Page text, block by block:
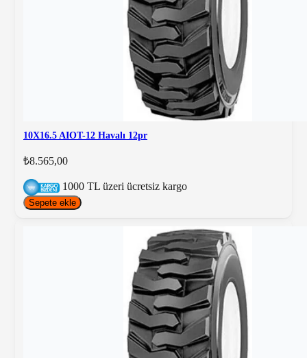
Özellikle açık alanda taşınan hassas,
kırılgan veya dengesiz yüklerin sarsıntı nedeniyle
devrilmesini veya zarar görmesini engeller.
Makine Ömrünün Uzaması:Sürekli sarsıntıya maruz
kalan forkliftlerin yürüyen aksamı, aksları ve hidrolik
sistemleri erken yıpranır. Havalı lastikler bu darbeleri
emerek forkliftin bakım maliyetlerini düşürür.
10X16.5 AIOT-12 Havalı 12pr
₺8.565,00
1000 TL üzeri ücretsiz kargo
Sepete ekle